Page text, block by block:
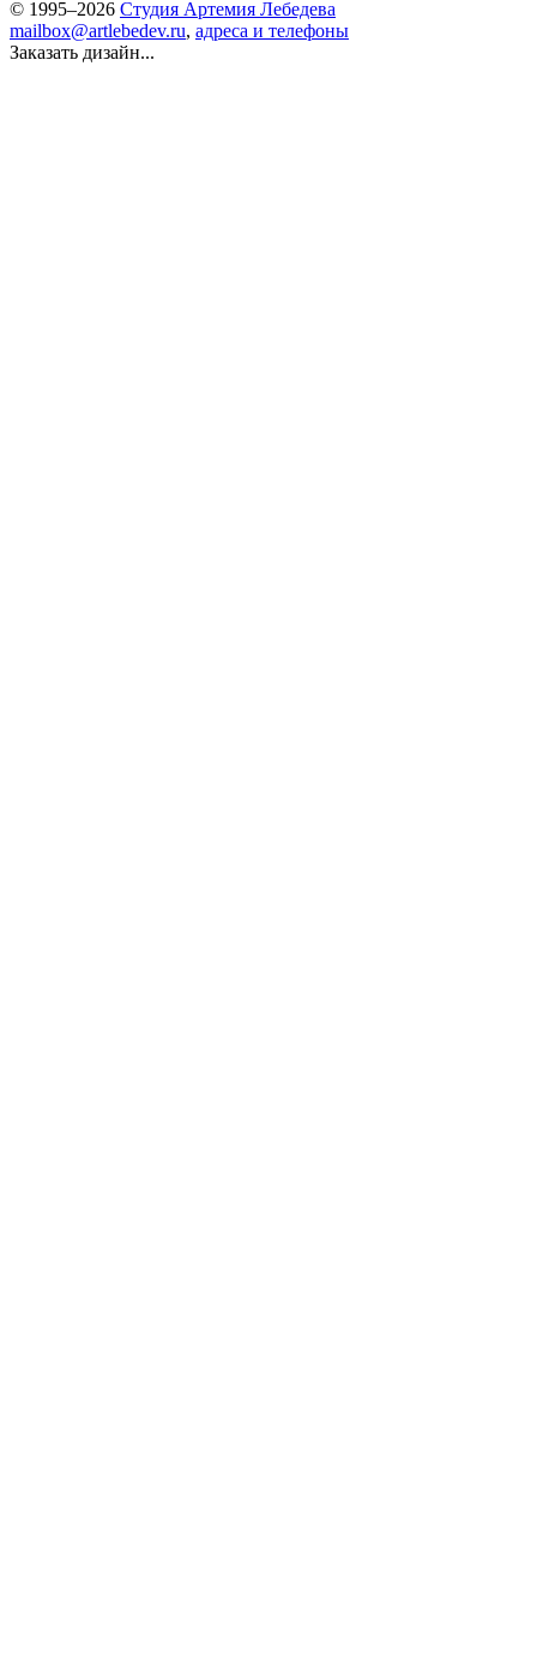
© 1995–2026 Студия Артемия Лебедева
mailbox@artlebedev.ru, адреса и телефоны
Заказать дизайн...